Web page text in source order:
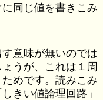
同じ値を書きこみ
す意味が無いのでは
うが、これは１周
めです。読みこみ
きい値論理回路」